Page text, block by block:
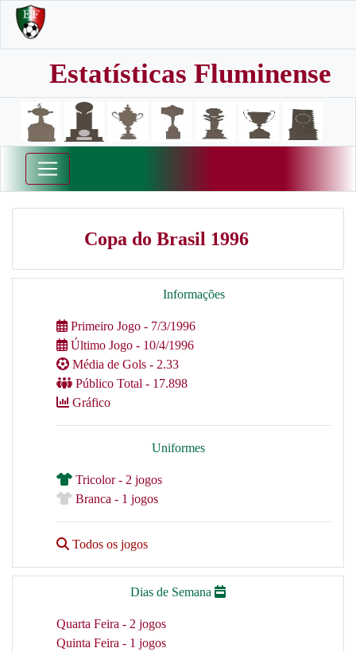
Estatísticas Fluminense
Copa do Brasil 1996
Informações
Primeiro Jogo - 7/3/1996
Último Jogo - 10/4/1996
Média de Gols - 2.33
Público Total - 17.898
Gráfico
Uniformes
Tricolor - 2 jogos
Branca - 1 jogos
Todos os jogos
Dias de Semana
Quarta Feira - 2 jogos
Quinta Feira - 1 jogos